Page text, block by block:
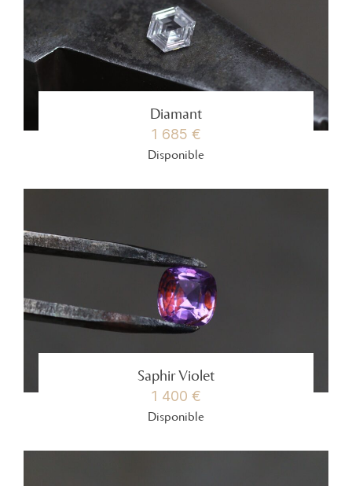
Diamant
1 685 €
Disponible
Saphir Violet
1 400 €
Disponible